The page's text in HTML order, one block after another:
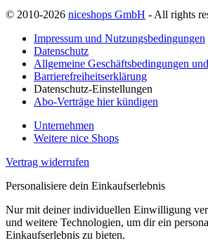
© 2010-2026 niceshops GmbH - All rights
Impressum und Nutzungsbedingungen
Datenschutz
Allgemeine Geschäftsbedingungen
Barrierefreiheitserklärung
Datenschutz-Einstellungen
Abo-Verträge hier kündigen
Unternehmen
Weitere nice Shops
Vertrag widerrufen
Personalisiere dein Einkaufserlebnis
Nur mit deiner individuellen Einwilligung
und weitere Technologien, um dir ein
Einkaufserlebnis zu bieten.